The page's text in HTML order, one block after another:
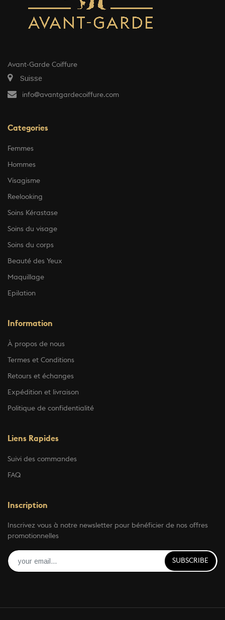
Avant-Garde Coiffure
Suisse
info@avantgardecoiffure.com
Categories
Femmes
Hommes
Visagisme
Reelooking
Soins Kérastase
Soins du visage
Soins du corps
Beauté des Yeux
Maquillage
Epilation
Information
À propos de nous
Termes et Conditions
Retours et échanges
Expédition et livraison
Politique de confidentialité
Liens Rapides
Suivi des commandes
FAQ
Inscription
Inscrivez vous à notre newsletter pour bénéficier de nos offres
promotionnelles
SUBSCRIBE